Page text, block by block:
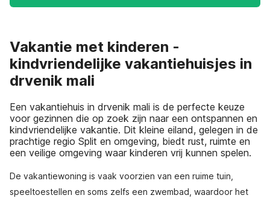
Vakantie met kinderen -
kindvriendelijke vakantiehuisjes in
drvenik mali
Een vakantiehuis in drvenik mali is de perfecte keuze
voor gezinnen die op zoek zijn naar een ontspannen en
kindvriendelijke vakantie. Dit kleine eiland, gelegen in de
prachtige regio Split en omgeving, biedt rust, ruimte en
een veilige omgeving waar kinderen vrij kunnen spelen.
De vakantiewoning is vaak voorzien van een ruime tuin,
speeltoestellen en soms zelfs een zwembad, waardoor het